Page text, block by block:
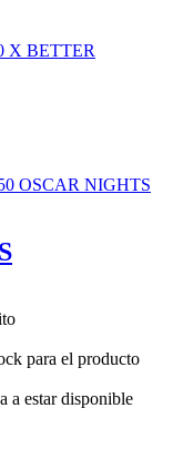
para el producto
a estar disponible